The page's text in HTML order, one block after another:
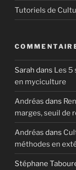
Tutoriels de
Sarah dans Les 5
en myciculture
Andréas dans
marges, seuil de
Andréas dans
méthodes en
Stéphane